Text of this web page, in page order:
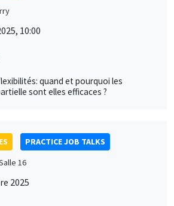
10:00
quand et pourquoi les
sont elles efficaces ?
PRACTICE JOB TALKS
Salle 16
2025
et des services tiers pour garantir son bon
la fréquentation du site et proposer des
êtes libre d’accepter, de refuser ou de
de ces services. Votre choix pourra être
.